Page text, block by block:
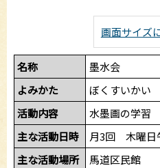
画面サイズ
名称
墨水会
よみかた
ぼくすいかい
活動内容
水墨画の学習
主な活動日時
月3回 木曜日
主な活動場所
馬道区民館